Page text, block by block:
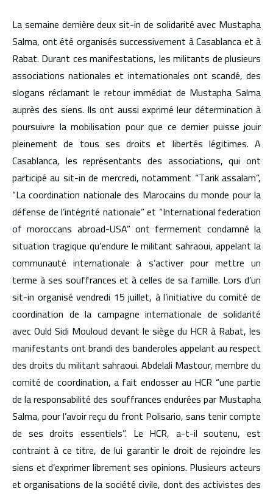
La semaine dernière deux sit-in de solidarité avec Mustapha
Salma, ont été organisés successivement à Casablanca et à
Rabat. Durant ces manifestations, les militants de plusieurs
associations nationales et internationales ont scandé, des
slogans réclamant le retour immédiat de Mustapha Salma
auprès des siens. Ils ont aussi exprimé leur détermination à
poursuivre la mobilisation pour que ce dernier puisse jouir
pleinement de tous ses droits et libertés légitimes. A
Casablanca, les représentants des associations, qui ont
participé au sit-in de mercredi, notamment “Tarik assalam”,
“La coordination nationale des Marocains du monde pour la
défense de l’intégrité nationale” et “International federation
of moroccans abroad-USA” ont fermement condamné la
situation tragique qu’endure le militant sahraoui, appelant la
communauté internationale à s’activer pour mettre un
terme à ses souffrances et à celles de sa famille. Lors d’un
sit-in organisé vendredi 15 juillet, à l’initiative du comité de
coordination de la campagne internationale de solidarité
avec Ould Sidi Mouloud devant le siège du HCR à Rabat, les
manifestants ont brandi des banderoles appelant au respect
des droits du militant sahraoui. Abdelali Mastour, membre du
comité de coordination, a fait endosser au HCR “une partie
de la responsabilité des souffrances endurées par Mustapha
Salma, pour l’avoir reçu du front Polisario, sans tenir compte
de ses droits essentiels”. Le HCR, a-t-il soutenu, est
contraint à ce titre, de lui garantir le droit de rejoindre les
siens et d’exprimer librement ses opinions. Plusieurs acteurs
et organisations de la société civile, dont des activistes des